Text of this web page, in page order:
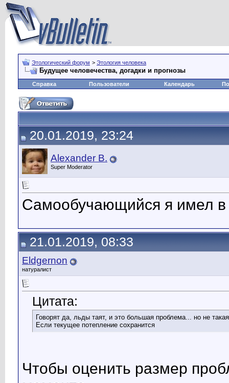
Этологический форум > Этология человека
Будущее человечества, догадки и прогнозы
Справка Пользователи Календарь
20.01.2019, 23:24
Alexander B.
Super Moderator
Самообучающийся я имел
21.01.2019, 08:33
Eldgernon
натуралист
Цитата:
Говорят да, льды таят, и это большая проблема... но не
Если текущее потепление сохранится
Чтобы оценить размер